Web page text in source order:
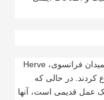
فرانسوی، Herve
کردند. در حالی که
عمل قدیمی است، آنها